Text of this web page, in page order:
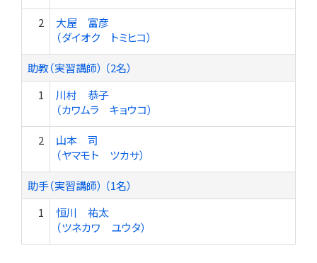
2
大屋 富彦
（ダイオク トミヒコ）
助教（実習講師） （2名）
1
川村 恭子
（カワムラ キョウコ）
2
山本 司
（ヤマモト ツカサ）
助手（実習講師） （1名）
1
恒川 祐太
（ツネカワ ユウタ）